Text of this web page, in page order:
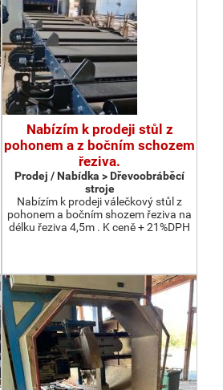
Nabízím k prodeji stůl z
pohonem a z bočním schozem
řeziva.
Prodej / Nabídka > Dřevoobráběcí
stroje
Nabízím k prodeji válečkový stůl z
pohonem a bočním shozem řeziva na
délku řeziva 4,5m . K ceně + 21%DPH